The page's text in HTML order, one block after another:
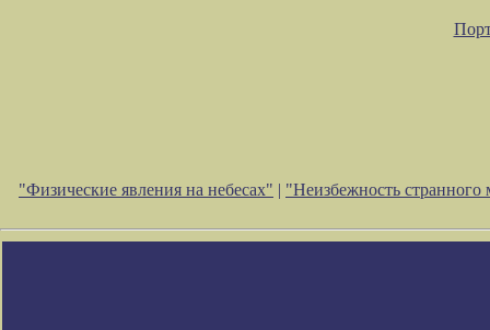
"Физические явления на небесах" | "Неизбежность